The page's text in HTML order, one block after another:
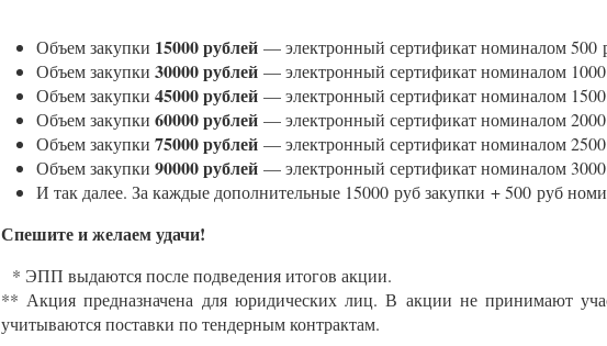
Объем закупки 15000 рублей — электронный сертификат номиналом 500
Объем закупки 30000 рублей — электронный сертификат номиналом
Объем закупки 45000 рублей — электронный сертификат номиналом
Объем закупки 60000 рублей — электронный сертификат номиналом
Объем закупки 75000 рублей — электронный сертификат номиналом
Объем закупки 90000 рублей — электронный сертификат номиналом
И так далее. За каждые дополнительные 15000 руб закупки + 500 руб
Спешите и желаем удачи!
* ЭПП выдаются после подведения итогов акции.
** Акция предназначена для юридических лиц. В акции не принимают
учитываются поставки по тендерным контрактам.